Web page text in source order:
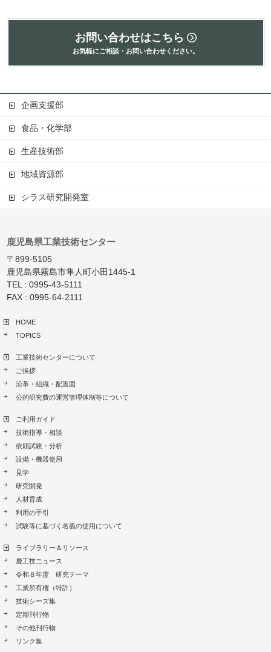
お問い合わせはこちら
お気軽にご相談・お問い合わせください。
企画支援部
食品・化学部
生産技術部
地域資源部
シラス研究開発室
鹿児島県工業技術センター
〒899-5105
鹿児島県霧島市隼人町小田1445-1
TEL : 0995-43-5111
FAX : 0995-64-2111
HOME
TOPICS
工業技術センターについて
ご挨拶
沿革・組織・配置図
公的研究費の運営管理体制等について
ご利用ガイド
技術指導・相談
依頼試験・分析
設備・機器使用
見学
研究開発
人材育成
利用の手引
試験等に基づく名義の使用について
ライブラリー＆リソース
鹿工技ニュース
令和８年度 研究テーマ
工業所有権（特許）
技術シーズ集
定期刊行物
その他刊行物
リンク集